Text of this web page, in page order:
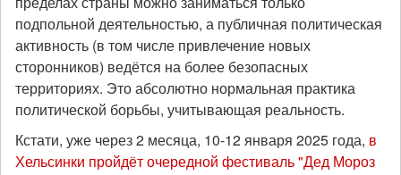
подпольной деятельностью, а публичная политическая
активность (в том числе привлечение новых
сторонников) ведётся на более безопасных
территориях. Это абсолютно нормальная практика
политической борьбы, учитывающая реальность.
Кстати, уже через 2 месяца, 10-12 января 2025 года, в
Хельсинки пройдёт очередной фестиваль "Дед Мороз